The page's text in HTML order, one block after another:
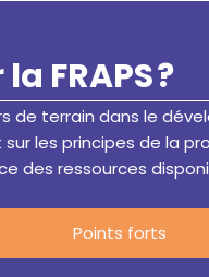
FRAPS ?
de terrain dans le
les principes de la
des ressources
Points forts